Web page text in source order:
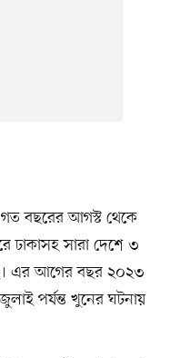
বছরের আগস্ট থেকে
ঢাকাসহ সারা দেশে ৩
এর আগের বছর ২০২৩
পর্যন্ত খুনের ঘটনায়